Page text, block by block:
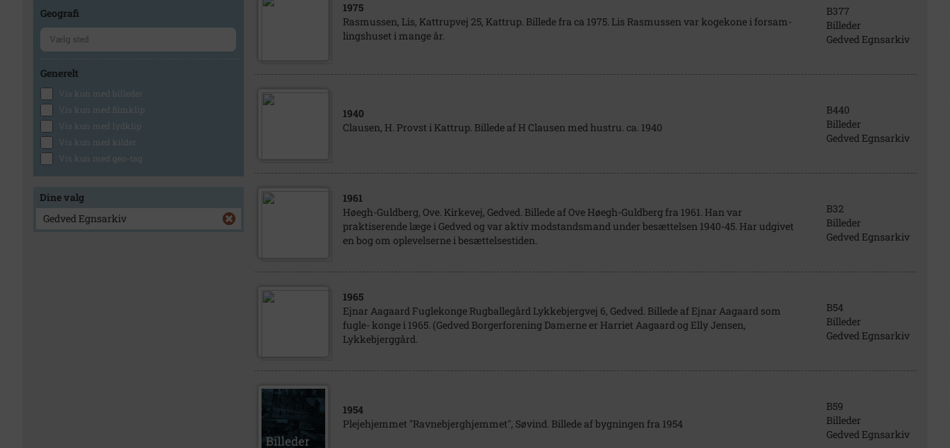
Geografi
Generelt
Vis kun med billeder
Vis kun med filmklip
Vis kun med lydklip
Vis kun med kilder
Vis kun med geo-tag
Dine valg
Gedved Egnsarkiv
1975
Rasmussen, Lis, Kattrupvej 25, Kattrup. Billede fra ca 1975. Lis Rasmussen var kogekone i forsam-
lingshuset i mange år.
B377
Billeder
Gedved Egnsarkiv
1940
Clausen, H. Provst i Kattrup. Billede af H Clausen med hustru. ca. 1940
B440
Billeder
Gedved Egnsarkiv
1961
Høegh-Guldberg, Ove. Kirkevej, Gedved. Billede af Ove Høegh-Guldberg fra 1961. Han var
praktiserende læge i Gedved og var aktiv modstandsmand under besættelsen 1940-45. Har udgivet
en bog om oplevelserne i besættelsestiden.
B32
Billeder
Gedved Egnsarkiv
1965
Ejnar Aagaard Fuglekonge Rugballegård Lykkebjergvej 6, Gedved. Billede af Ejnar Aagaard som
fugle- konge i 1965. (Gedved Borgerforening Damerne er Harriet Aagaard og Elly Jensen,
Lykkebjerggård.
B54
Billeder
Gedved Egnsarkiv
1954
Plejehjemmet "Ravnebjerghjemmet", Søvind. Billede af bygningen fra 1954
B59
Billeder
Gedved Egnsarkiv